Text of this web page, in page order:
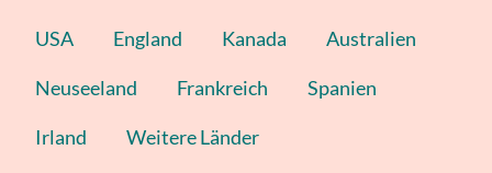
USA England Kanada Australien
Neuseeland Frankreich Spanien
Irland Weitere Länder